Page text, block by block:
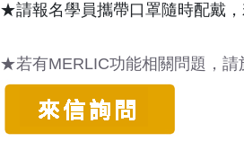
★請報名學員攜帶口罩隨時配戴
★若有MERLIC功能相關問題，請